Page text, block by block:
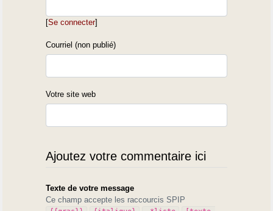
[Se connecter]
Courriel (non publié)
Votre site web
Ajoutez votre commentaire ici
Texte de votre message
Ce champ accepte les raccourcis SPIP